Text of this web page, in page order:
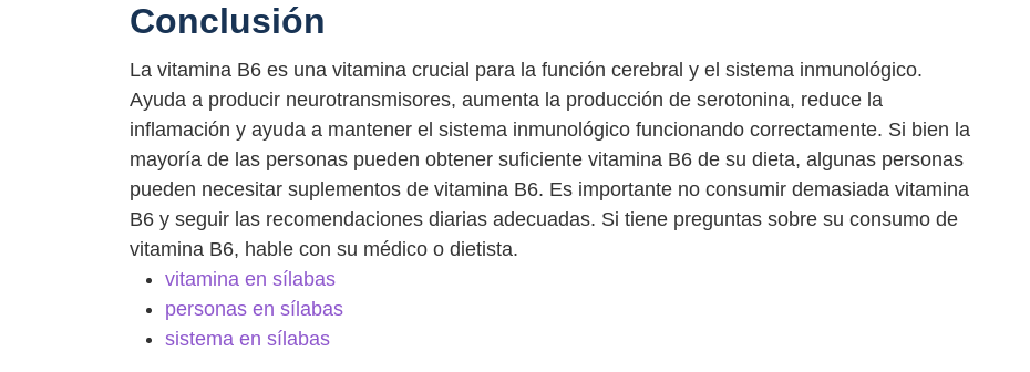
Conclusión
La vitamina B6 es una vitamina crucial para la función cerebral y el sistema inmunológico.
Ayuda a producir neurotransmisores, aumenta la producción de serotonina, reduce la
inflamación y ayuda a mantener el sistema inmunológico funcionando correctamente. Si bien la
mayoría de las personas pueden obtener suficiente vitamina B6 de su dieta, algunas personas
pueden necesitar suplementos de vitamina B6. Es importante no consumir demasiada vitamina
B6 y seguir las recomendaciones diarias adecuadas. Si tiene preguntas sobre su consumo de
vitamina B6, hable con su médico o dietista.
vitamina en sílabas
personas en sílabas
sistema en sílabas